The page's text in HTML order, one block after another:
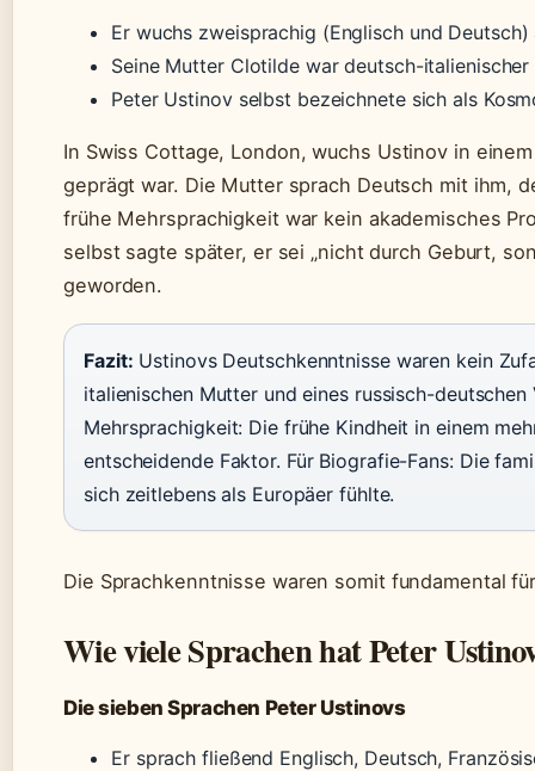
Er wuchs zweisprachig (Englisch und
Seine Mutter Clotilde war deutsch-
Peter Ustinov selbst bezeichnete sich als
In Swiss Cottage, London, wuchs Ustinov in
geprägt war. Die Mutter sprach Deutsch mit ihm,
frühe Mehrsprachigkeit war kein akademisches
selbst sagte später, er sei „nicht durch Geburt,
geworden.
Fazit: Ustinovs Deutschkenntnisse waren kein
italienischen Mutter und eines russisch-deutschen
Mehrsprachigkeit: Die frühe Kindheit in einem
entscheidende Faktor. Für Biografie-Fans: Die
sich zeitlebens als Europäer fühlte.
Die Sprachkenntnisse waren somit fundamental
Wie viele Sprachen hat Peter
Die sieben Sprachen Peter Ustinovs
Er sprach fließend Englisch, Deutsch,